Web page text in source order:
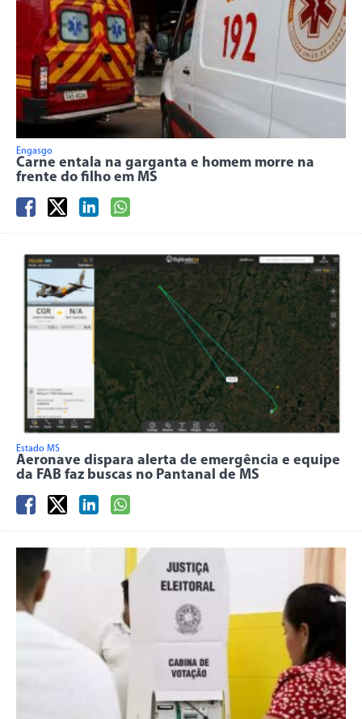
Engasgo
Carne entala na garganta e homem morre na
frente do filho em MS
Estado MS
Aeronave dispara alerta de emergência e equipe
da FAB faz buscas no Pantanal de MS